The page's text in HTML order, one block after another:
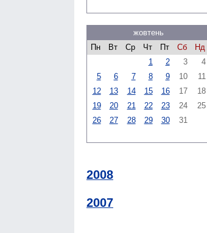
жовтень
Пн
Вт Ср Чт Пт Сб
Нд
1
2 3
4
5
6 7 8 9 10
11
12
13 14 15 16 17
18
19
20 21 22 23 24
25
26
27 28 29 30 31
2008
2007